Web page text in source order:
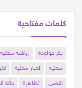
كلمات مفتاحية
بكر عواودة رياضه محليه
محليه
اخبار محلية
اقصى
تظاهرة حالة